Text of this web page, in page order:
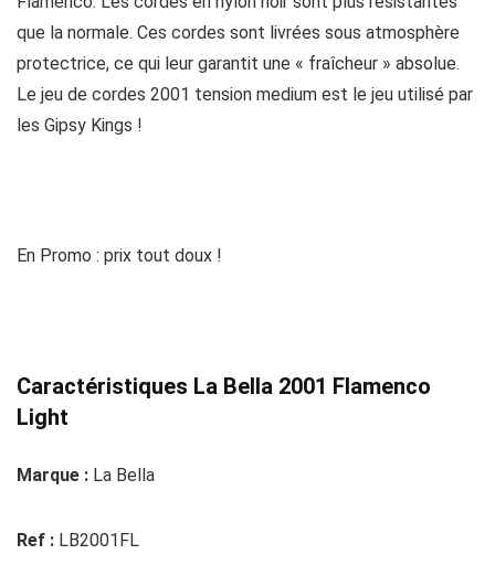
que la normale. Ces cordes sont livrées sous atmosphère
protectrice, ce qui leur garantit une « fraîcheur » absolue.
Le jeu de cordes 2001 tension medium est le jeu utilisé par
les Gipsy Kings !
En Promo : prix tout doux !
Caractéristiques La Bella 2001 Flamenco
Light
Marque : La Bella
Ref : LB2001FL